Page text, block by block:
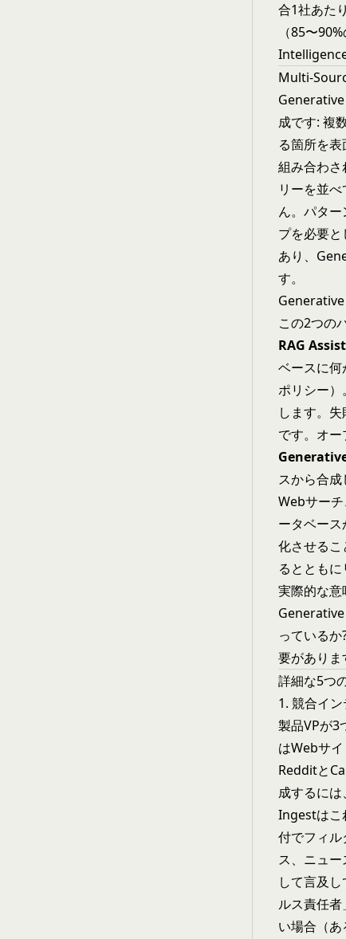
合1社あた
（85〜
Multi-
成です: 複
る箇所を
組み合わ
リーを並
ん。パタ
プを必要
あり、
す。
この2つの
RAG
ベースに
ポリシー
します。
です。オー
スから合
Webサー
ータベー
化させる
るとともに
実際的な意
っている
要がありま
詳細な5つ
1. 競合イ
製品VPが3
はWebサ
Redditと
成するには
Ingestはこ
付でフィ
ス、ニュ
して言及
ルス責任
い場合（あ